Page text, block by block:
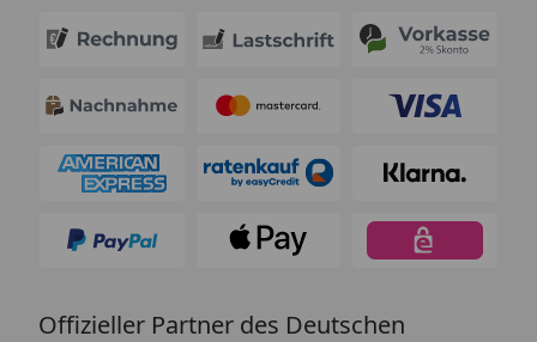
Offizieller Partner des Deutschen